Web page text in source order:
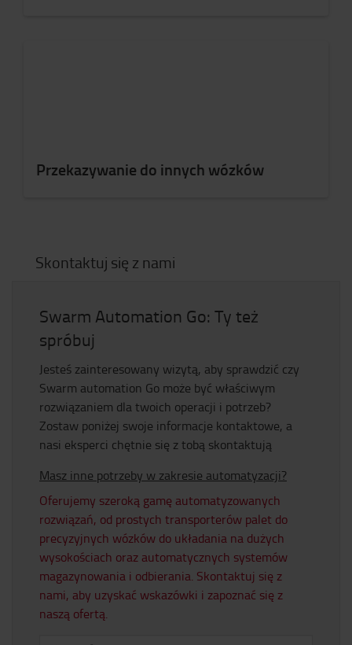
Przekazywanie do innych wózków
Skontaktuj się z nami
Swarm Automation Go: Ty też
spróbuj
Jesteś zainteresowany wizytą, aby sprawdzić czy
Swarm automation Go może być właściwym
rozwiązaniem dla twoich operacji i potrzeb?
Zostaw poniżej swoje informacje kontaktowe, a
nasi eksperci chętnie się z tobą skontaktują
Masz inne potrzeby w zakresie automatyzacji?
Oferujemy szeroką gamę automatyzowanych
rozwiązań, od prostych transporterów palet do
precyzyjnych wózków do układania na dużych
wysokościach oraz automatycznych systemów
magazynowania i odbierania. Skontaktuj się z
nami, aby uzyskać wskazówki i zapoznać się z
naszą ofertą.